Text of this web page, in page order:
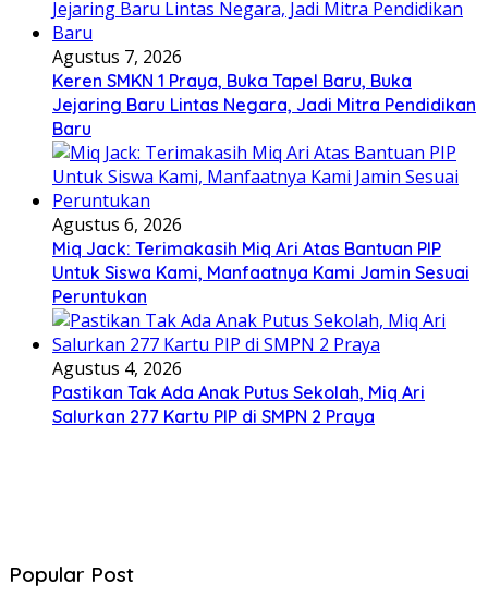
Agustus 7, 2026
Keren SMKN 1 Praya, Buka Tapel Baru, Buka
Jejaring Baru Lintas Negara, Jadi Mitra Pendidikan
Baru
Agustus 6, 2026
Miq Jack: Terimakasih Miq Ari Atas Bantuan PIP
Untuk Siswa Kami, Manfaatnya Kami Jamin Sesuai
Peruntukan
Agustus 4, 2026
Pastikan Tak Ada Anak Putus Sekolah, Miq Ari
Salurkan 277 Kartu PIP di SMPN 2 Praya
Popular Post